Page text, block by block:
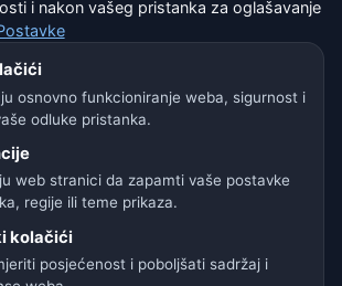
Naše vremenske stranice:
i nakon vašeg pristanka za oglašavanje
osnovno funkcioniranje weba, sigurnost i
odluke pristanka.
web stranici da zapamti vaše postavke
regije ili teme prikaza.
kolačići
posjećenost i poboljšati sadržaj i